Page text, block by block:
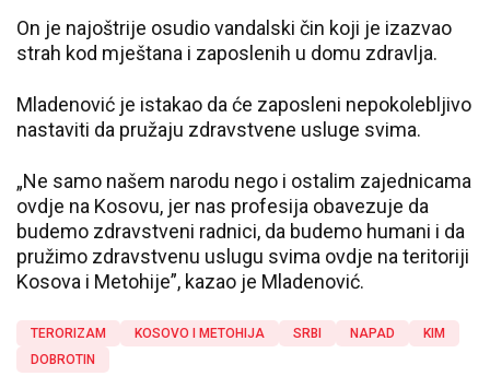
On je najoštrije osudio vandalski čin koji je izazvao
strah kod mještana i zaposlenih u domu zdravlja.
Mladenović je istakao da će zaposleni nepokolebljivo
nastaviti da pružaju zdravstvene usluge svima.
„Ne samo našem narodu nego i ostalim zajednicama
ovdje na Kosovu, jer nas profesija obavezuje da
budemo zdravstveni radnici, da budemo humani i da
pružimo zdravstvenu uslugu svima ovdje na teritoriji
Kosova i Metohije”, kazao je Mladenović.
TERORIZAM KOSOVO I METOHIJA SRBI NAPAD
KIM
DOBROTIN